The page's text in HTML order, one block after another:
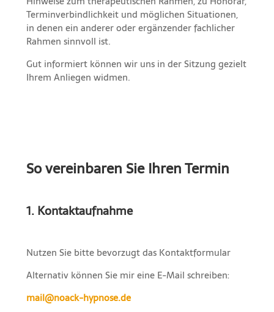
Terminverbindlichkeit und möglichen Situationen,
in denen ein anderer oder ergänzender fachlicher
Rahmen sinnvoll ist.
Gut informiert können wir uns in der Sitzung gezielt
Ihrem Anliegen widmen.
So vereinbaren Sie Ihren Termin
1. Kontaktaufnahme
Nutzen Sie bitte bevorzugt das Kontaktformular
Alternativ können Sie mir eine E-Mail schreiben:
mail@noack-hypnose.de